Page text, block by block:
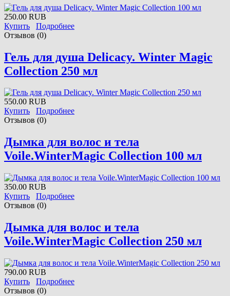
250.00 RUB
Купить
Подробнее
Отзывов (0)
Гель для душа Delicacy. Winter Magic
Collection 250 мл
550.00 RUB
Купить
Подробнее
Отзывов (0)
Дымка для волос и тела
Voile.WinterMagic Collection 100 мл
350.00 RUB
Купить
Подробнее
Отзывов (0)
Дымка для волос и тела
Voile.WinterMagic Collection 250 мл
790.00 RUB
Купить
Подробнее
Отзывов (0)